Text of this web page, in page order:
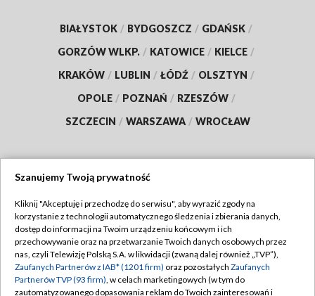
BIAŁYSTOK / BYDGOSZCZ / GDAŃSK /
GORZÓW WLKP. / KATOWICE / KIELCE /
KRAKÓW / LUBLIN / ŁÓDŹ / OLSZTYN /
OPOLE / POZNAŃ / RZESZÓW /
SZCZECIN / WARSZAWA / WROCŁAW
TVP
Abonament TVP
Emisja w TVP
Centrum informacji TVP
Regulamin TVP
Polityka prywatności
Moje zgody
Szanujemy Twoją prywatność
Kliknij "Akceptuję i przechodzę do serwisu", aby wyrazić zgody na
korzystanie z technologii automatycznego śledzenia i zbierania danych,
dostęp do informacji na Twoim urządzeniu końcowym i ich
przechowywanie oraz na przetwarzanie Twoich danych osobowych przez
nas, czyli Telewizję Polską S.A. w likwidacji (zwaną dalej również „TVP”),
Zaufanych Partnerów z IAB* (1201 firm) oraz pozostałych Zaufanych
Partnerów TVP (93 firm), w celach marketingowych (w tym do
zautomatyzowanego dopasowania reklam do Twoich zainteresowań i